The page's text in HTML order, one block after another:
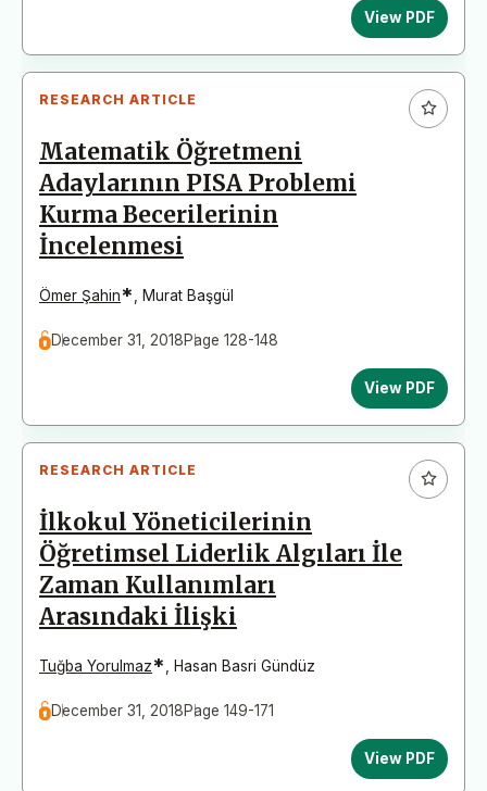
View PDF
RESEARCH ARTICLE
Matematik Öğretmeni
Adaylarının PISA Problemi
Kurma Becerilerinin
İncelenmesi
Ömer Şahin* Murat Başgül
December 31, 2018Page 128-148
View PDF
RESEARCH ARTICLE
İlkokul Yöneticilerinin
Öğretimsel Liderlik Algıları İle
Zaman Kullanımları
Arasındaki İlişki
Tuğba Yorulmaz* Hasan Basri Gündüz
December 31, 2018Page 149-171
View PDF